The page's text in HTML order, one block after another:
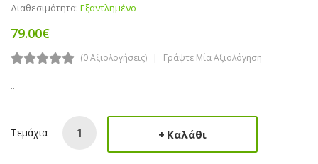
Διαθεσιμότητα: Εξαντλημένο
79.00€
(0 Αξιολογήσεις) Γράψτε Μία Αξιολόγηση
..
Τεμάχια Καλάθι